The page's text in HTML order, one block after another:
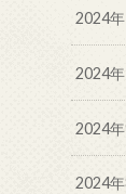
2024
2024
2024年
2024年